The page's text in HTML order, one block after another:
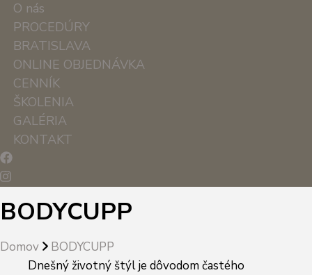
O nás
PROCEDÚRY
BRATISLAVA
ONLINE OBJEDNÁVKA
CENNÍK
ŠKOLENIA
GALÉRIA
KONTAKT
BODYCUPP
Domov
BODYCUPP
Dnešný životný štýl je dôvodom častého